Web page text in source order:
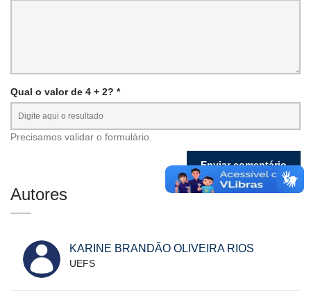
Qual o valor de 4 + 2? *
Precisamos validar o formulário.
Autores
KARINE BRANDÃO OLIVEIRA RIOS
UEFS